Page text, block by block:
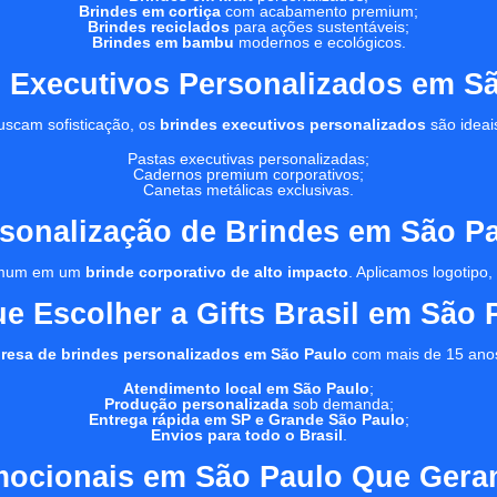
Brindes em cortiça com acabamento premium;
Brindes reciclados para ações sustentáveis;
Brindes em bambu modernos e ecológicos.
Personalizados em
sofisticação, os brindes executivos personalizados são
Pastas executivas personalizadas;
Cadernos premium corporativos;
Canetas metálicas exclusivas.
de Brindes em São
em um brinde corporativo de alto impacto. Aplicamos
Escolher a Gifts Brasil em São
de brindes personalizados em São Paulo com mais de 15
Atendimento local em São Paulo;
Produção personalizadasob demanda;
Entrega rápida em SP e Grande São Paulo;
Envios para todo o Brasil.
em São Paulo Que